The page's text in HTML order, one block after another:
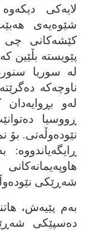
لایه‌کی
شێوه‌یه‌ی
کێشه‌کانی چی
پێویسته‌ بڵێین
له‌ سوریا
ناوچه‌که‌
له‌و
ڕووسیا
نێوده‌وڵه‌تی. بۆ
شه‌ڕێکی
به‌م پێیه‌ش،
ده‌سپێکی